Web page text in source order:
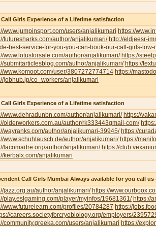
Call Girls Experience of a Lifetime satisfaction
www.jumpinsport.com/users/anjalikumari https://
futuresharks.com/author/anjalikumari/ http://eldjeesr-
best-service-for-you-you-can-book-our-call-girls-low-
www.lotusforsale.com/author/anjalikumari/ https://
submitarticlesblog.com/author/anjalikumari/ https://
www.komoot.com/user/3807272774714 https://
jobhub.jp/co_workers/anjalikumari
Call Girls Experience of a Lifetime satisfaction
www.dehradunbn.com/author/anjalikumari/ https://
olderworkers.com.au/author/rk333443gmail-com/
wayranks.com/author/anjalikumari-39945/ https://
www.schuhtausch.de/author/anjalikumari/ https://
lacomadre.org/author/anjalikumari/ https://
kerbalx.com/anjalikumari
Call Girls Mumbai Always available for you call us
jazz.org.au/author/anjalikumari/ https://
play.eslgaming.com/player/myinfos/19681361/ https://
www.futurelearn.com/profiles/20784287 https://
careers.societyforcryobiology.org/employers/
community.greeka.com/users/anjalikumari https://